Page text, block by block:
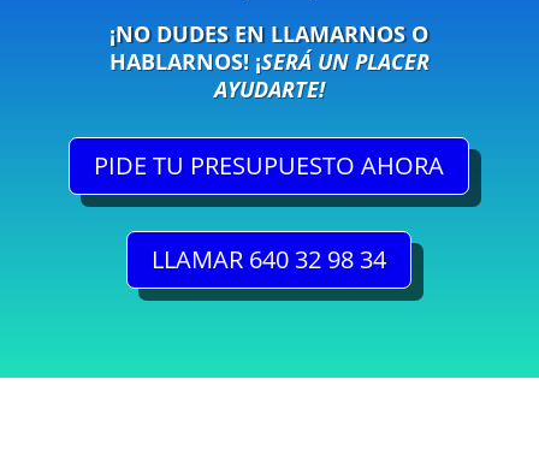
¡NO DUDES EN LLAMARNOS O
HABLARNOS! ¡SERÁ UN PLACER
AYUDARTE!
PIDE TU PRESUPUESTO AHORA
LLAMAR 640 32 98 34